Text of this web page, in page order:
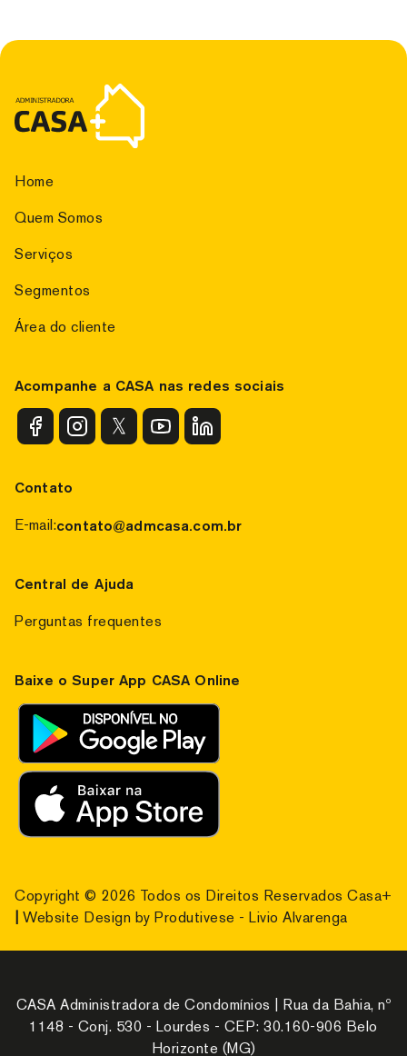
Home
Quem Somos
Serviços
Segmentos
Área do cliente
Acompanhe a CASA nas redes sociais
Contato
E-mail:contato@admcasa.com.br
Central de Ajuda
Perguntas frequentes
Baixe o Super App CASA Online
Copyright © 2026 Todos os Direitos Reservados Casa+
Website Design by Produtivese - Livio Alvarenga
CASA Administradora de Condomínios | Rua da Bahia, nº
1148 - Conj. 530 - Lourdes - CEP: 30.160-906 Belo
Horizonte (MG)